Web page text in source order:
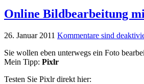
Online Bildbearbeitung
26. Januar 2011 Kommentare sind
Sie wollen eben unterwegs ein Foto
Mein Tipp: Pixlr
Testen Sie Pixlr direkt hier: